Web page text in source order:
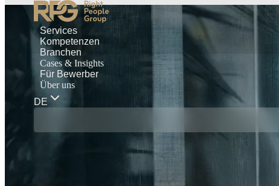
Services
Kompetenzen
Branchen
Cases & Insights
Für Bewerber
Über uns
DE